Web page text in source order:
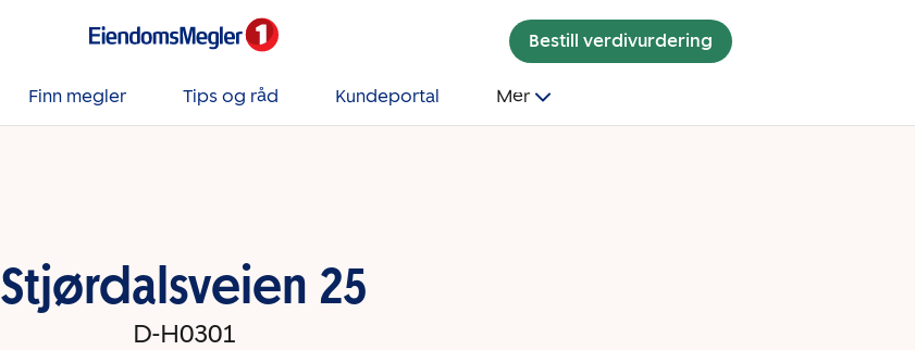
Bestill verdivurdering
Finn megler Tips og råd Kundeportal Mer
Stjørdalsveien 25
D-H0301